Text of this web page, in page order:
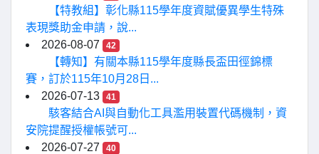
【特教組】彰化縣115學年度資賦優異學生特殊
表現獎助金申請，說...
2026-08-07
42
【轉知】有關本縣115學年度縣長盃田徑錦標
賽，訂於115年10月28日...
2026-07-13
41
駭客結合AI與自動化工具濫用裝置代碼機制，資
安院提醒授權帳號可...
2026-07-27
40